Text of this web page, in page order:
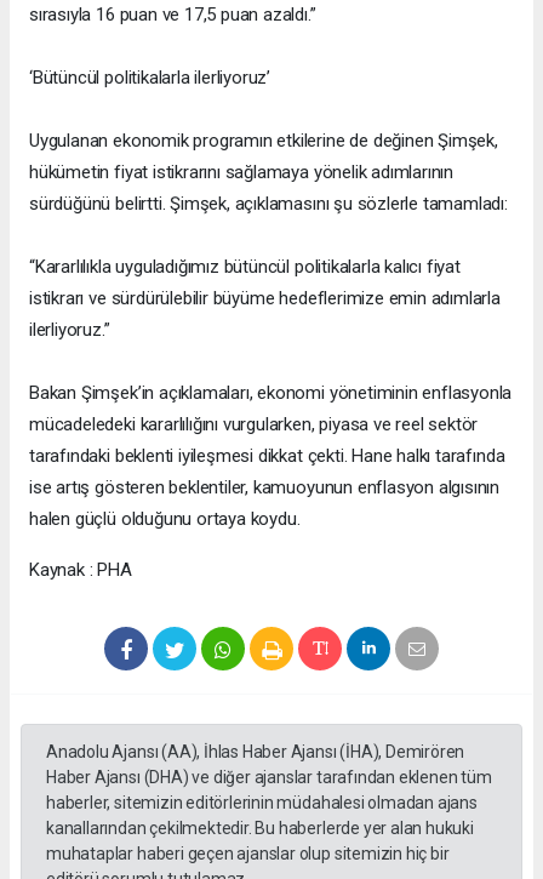
sırasıyla 16 puan ve 17,5 puan azaldı.”
‘Bütüncül politikalarla ilerliyoruz’
Uygulanan ekonomik programın etkilerine de değinen Şimşek,
hükümetin fiyat istikrarını sağlamaya yönelik adımlarının
sürdüğünü belirtti. Şimşek, açıklamasını şu sözlerle tamamladı:
“Kararlılıkla uyguladığımız bütüncül politikalarla kalıcı fiyat
istikrarı ve sürdürülebilir büyüme hedeflerimize emin adımlarla
ilerliyoruz.”
Bakan Şimşek’in açıklamaları, ekonomi yönetiminin enflasyonla
mücadeledeki kararlılığını vurgularken, piyasa ve reel sektör
tarafındaki beklenti iyileşmesi dikkat çekti. Hane halkı tarafında
ise artış gösteren beklentiler, kamuoyunun enflasyon algısının
halen güçlü olduğunu ortaya koydu.
Kaynak : PHA
Anadolu Ajansı (AA), İhlas Haber Ajansı (İHA), Demirören
Haber Ajansı (DHA) ve diğer ajanslar tarafından eklenen tüm
haberler, sitemizin editörlerinin müdahalesi olmadan ajans
kanallarından çekilmektedir. Bu haberlerde yer alan hukuki
muhataplar haberi geçen ajanslar olup sitemizin hiç bir